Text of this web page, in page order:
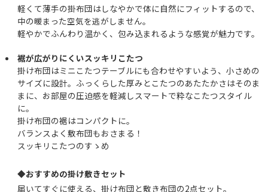
軽くて薄手の掛布団はしなやかで体に自然にフィットするので、
中の暖まった空気を逃がしません。
軽やかでふんわり温かく、包み込まれるような感覚が魅力です。
裾が広がりにくいスッキリこたつ
掛け布団はミニこたつテーブルにも合わせやすいよう、小さめの
サイズに設計。ふっくらした厚みとこたつのあたたかさはそのま
まに、お部屋の圧迫感を軽減しスマートで粋なこたつスタイル
に。
掛け布団の裾はコンパクトに。
バランスよく敷布団もおさまる！
スッキリこたつのすゝめ
◆おすすめの掛け敷きセット
届いてすぐに使える、掛け布団と敷き布団の2点セット。